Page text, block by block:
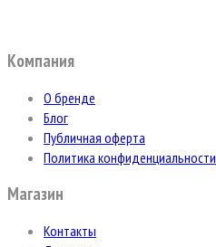
Компания
О бренде
Блог
Публичная оферта
Политика конфиденциальности
Магазин
Контакты